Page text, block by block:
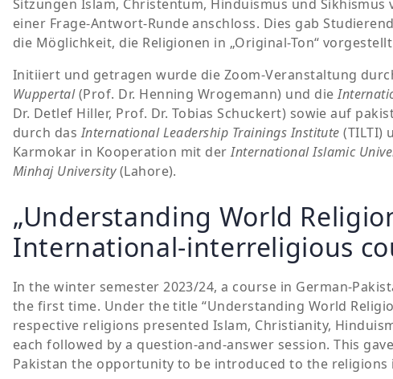
Sitzungen Islam, Christentum, Hinduismus und
einer Frage-Antwort-Runde anschloss. Dies gab
die Möglichkeit, die Religionen in „Original-Ton“
Initiiert und getragen wurde die Zoom-Veranstaltung
Wuppertal(Prof. Dr. Henning Wrogemann) und die
Dr. Detlef Hiller, Prof. Dr. Tobias Schuckert) sowie auf
durch dasInternational Leadership Trainings Institute (TILTI)
Karmokar in Kooperation mit derInternational Islamic
Minhaj University(Lahore).
„Understanding World
International-interreligious
In the winter semester 2023/24, a course in German-
the first time. Under the title “Understanding World
respective religions presented Islam, Christianity,
each followed by a question-and-answer session. This
Pakistan the opportunity to be introduced to the religions